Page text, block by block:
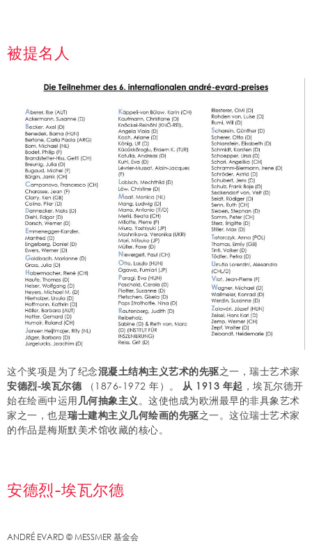
被提名人
这个奖项是为了纪念混凝土结构主义艺术的先驱之一，瑞士艺术家
安德烈-埃瓦尔德
（1876-1972 年）。 从 1913 年起 ，埃瓦尔德开
始在绘画中运用几何抽象主义。这使他成为欧洲最早的非具象艺术
家之一，也是瑞士建构主义几何绘画的先驱之一。这位瑞士艺术家
的作品是梅斯默美术馆收藏的核心。
安德烈-埃瓦尔德
ANDRÉ EVARD © MESSMER 基金会